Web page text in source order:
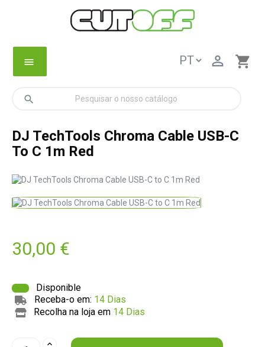
menu shopping_cart

search
DJ TechTools Chroma Cable USB-C
To C 1m Red
30,00 €
Disponible
Receba-o em: 14 Dias
Recolha na loja em 14 Dias